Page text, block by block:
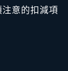
意的扣減項